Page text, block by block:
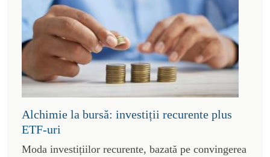
Alchimie la bursă: investiții recurente plus
ETF-uri
Moda investițiilor recurente, bazată pe convingerea